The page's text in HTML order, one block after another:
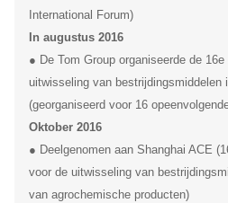
International Forum)
In augustus 2016
● De Tom Group organiseerde de
uitwisseling van bestrijdingsmiddelen
(georganiseerd voor 16
Oktober 2016
● Deelgenomen aan Shanghai ACE
voor de uitwisseling van
van agrochemische producten)